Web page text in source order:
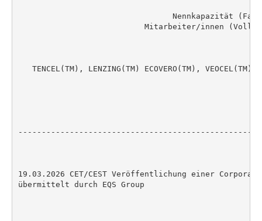
Nennkapazität
Mitarbeiter/innen
TENCEL(TM), LENZING(TM) ECOVERO(TM),
19.03.2026 CET/CEST Veröffentlichung einer
übermittelt durch EQS Group